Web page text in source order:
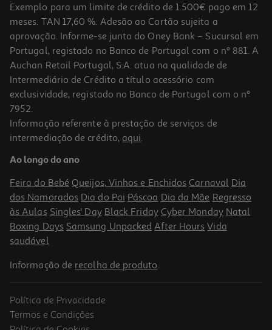
Comida Húmida Para Gato Schesir Lata Com Atum 140g
22.79 €/Kg
3,19 €
Exemplo para um limite de crédito de 1.500€ pago em 12
meses. TAN 17,60 %. Adesão ao Cartão sujeita a
aprovação. Informe-se junto do Oney Bank – Sucursal em
Portugal, registado no Banco de Portugal com o nº 881. A
Auchan Retail Portugal, S.A. atua na qualidade de
Intermediário de Crédito a título acessório com
exclusividade, registado no Banco de Portugal com o nº
7952.
Informação referente à prestação de serviços de
intermediação de crédito, aqui.
Ao longo do ano
Feira do Bebé Queijos, Vinhos e Enchidos Carnaval Dia
dos Namorados Dia do Pai Páscoa Dia da Mãe Regresso
às Aulas Singles' Day Black Friday Cyber Monday Natal
Boxing Days Samsung Unpacked After Hours Vida
saudável
Informação de recolha de produto.
Política de Privacidade
Termos e Condições